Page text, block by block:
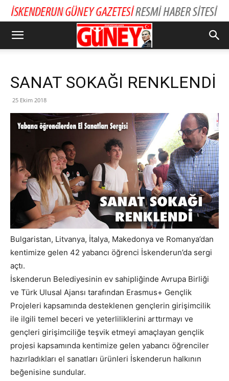
SANAT SOKAĞI RENKLENDİ
25 Ekim 2018
Bulgaristan, Litvanya, İtalya, Makedonya ve Romanya’dan
kentimize gelen 42 yabancı öğrenci İskenderun’da sergi
açtı.
İskenderun Belediyesinin ev sahipliğinde Avrupa Birliği
ve Türk Ulusal Ajansı tarafından Erasmus+ Gençlik
Projeleri kapsamında desteklenen gençlerin girişimcilik
ile ilgili temel beceri ve yeterliliklerini arttırmayı ve
gençleri girişimciliğe teşvik etmeyi amaçlayan gençlik
projesi kapsamında kentimize gelen yabancı öğrenciler
hazırladıkları el sanatları ürünleri İskenderun halkının
beğenisine sundular.